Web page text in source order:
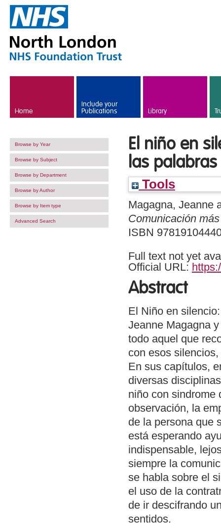
Home
Include your
Publications Library
Browse by Year
Browse by Subject
Browse by Department
Browse by Author
Browse by Item type
Advanced Search
El niño en
las palabras
Tools
Magagna, Jeanne
Comunicación
ISBN
Full text not yet
Official URL:
Abstract
El Niño en
Jeanne Magagna
todo aquel que
con esos
En sus capítulos,
diversas
niño con sindrome
observación, la
de la persona que
está esperando
indispensable,
siempre la
se habla sobre el
el uso de la
de ir descifrando
sentidos.